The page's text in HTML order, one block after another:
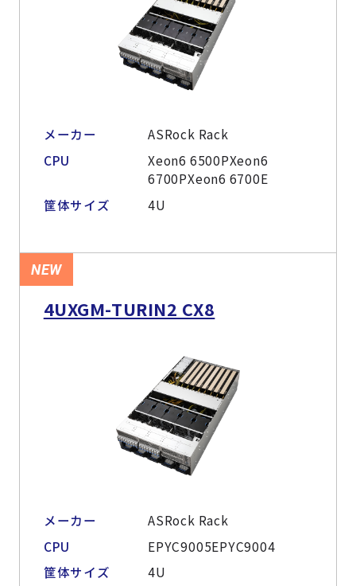
メーカー
ASRock Rack
CPU
Xeon6 6500PXeon6
6700PXeon6 6700E
筐体サイズ
4U
NEW
4UXGM-TURIN2 CX8
メーカー
ASRock Rack
CPU
EPYC9005EPYC9004
筐体サイズ
4U